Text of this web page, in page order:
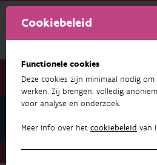
Cookiebeleid
Functionele cookies
Deze cookies zijn minimaal nodig
werken. Zij brengen, volledig
voor analyse en onderzoek.
Meer info over het cookiebeleid van
Studiedag Natuurherstelwet